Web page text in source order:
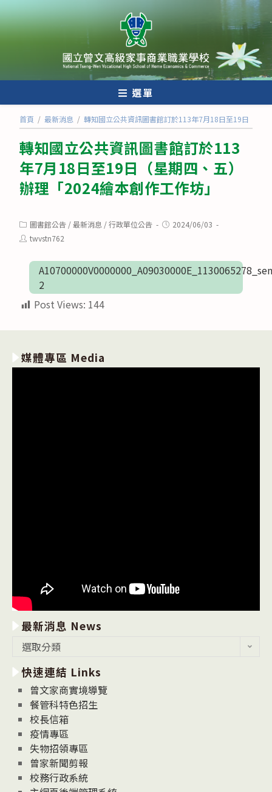
跳
轉
至
內
選單
首頁 / 最新消息 / 轉知國立公共資訊圖書館訂於113年7月18日至19日（星
轉知國立公共資訊圖書館訂於113
年7月18日至19日（星期四、五）
辦理「2024繪本創作工作坊」
Post
category:
圖書館公告 /最新消息 /行政單位公告
Post2024/06/03
Posttwvstn762
2
Post Views: 144
媒體專區 Media
最新消息 News
消
息
News
選取分類
快速連結 Links
曾文家商實境導覽
餐管科特色招生
校長信箱
疫情專區
失物招領專區
曾家新聞剪報
校務行政系統